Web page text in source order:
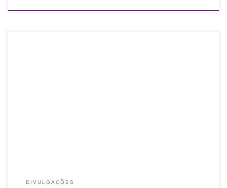
DIVULGAÇÕES